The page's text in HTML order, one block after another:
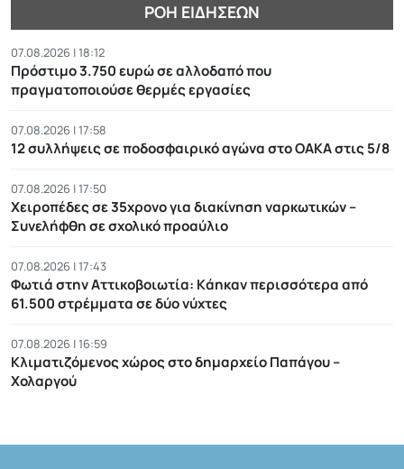
ΡΟΉ ΕΙΔΉΣΕΩΝ
07.08.2026 | 18:12
Πρόστιμο 3.750 ευρώ σε αλλοδαπό που
πραγματοποιούσε θερμές εργασίες
07.08.2026 | 17:58
12 συλλήψεις σε ποδοσφαιρικό αγώνα στο ΟΑΚΑ στις 5/8
07.08.2026 | 17:50
Χειροπέδες σε 35χρονο για διακίνηση ναρκωτικών –
Συνελήφθη σε σχολικό προαύλιο
07.08.2026 | 17:43
Φωτιά στην Αττικοβοιωτία: Kάηκαν περισσότερα από
61.500 στρέμματα σε δύο νύχτες
07.08.2026 | 16:59
Κλιματιζόμενος χώρος στο δημαρχείο Παπάγου –
Χολαργού